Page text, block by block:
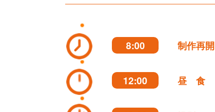
8:00 制作再開
12:00 昼 食